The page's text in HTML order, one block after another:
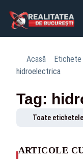
Acasă Etichete
hidroelectrica
Tag:
Toate etichetele
ARTICOLE